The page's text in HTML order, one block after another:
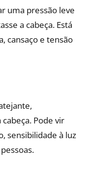
uma pressão leve
a cabeça. Está
cansaço e tensão
Pode vir
sensibilidade à luz